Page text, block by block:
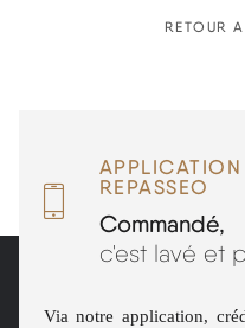
RETOUR
APPLICATION
REPASSEO
Commandé,
c'est lavé et
Via notre application,